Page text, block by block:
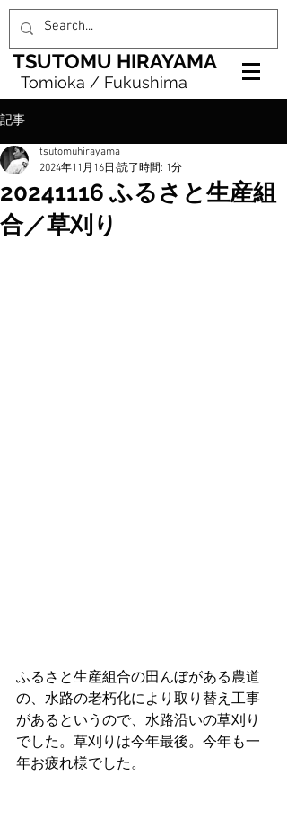
TSUTOMU HIRAYAMA
Tomioka / Fukushima
記事
20241116 ふるさと生産組
合／草刈り
tsutomuhirayama
2024年11月16日 読了時間: 1分
ふるさと生産組合の田んぼがある農道
の、水路の老朽化により取り替え工事
があるというので、水路沿いの草刈り
でした。草刈りは今年最後。今年も一
年お疲れ様でした。